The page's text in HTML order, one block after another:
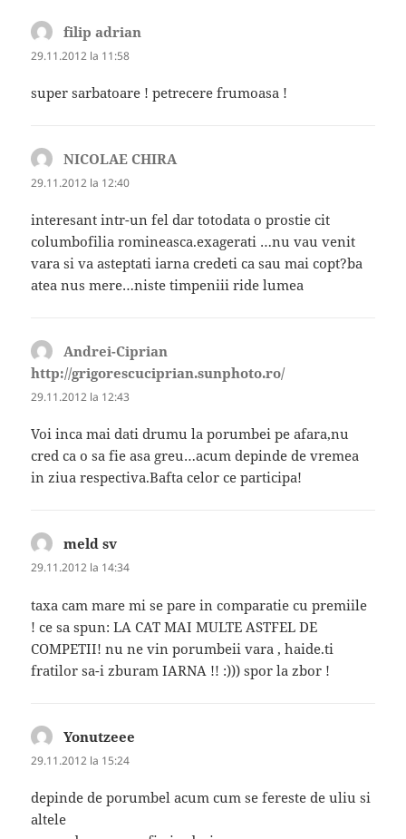
filip adrian
29.11.2012 la 11:58
super sarbatoare ! petrecere frumoasa !
NICOLAE CHIRAspune:
29.11.2012 la 12:40
interesant intr-un fel dar totodata o prostie cit
columbofilia romineasca.exagerati …nu vau venit
vara si va asteptati iarna credeti ca sau mai copt?ba
atea nus mere…niste timpeniii ride lumea
Andrei-Ciprian
http://grigorescuciprian.sunphoto.ro/spune:
29.11.2012 la 12:43
Voi inca mai dati drumu la porumbei pe afara,nu
cred ca o sa fie asa greu…acum depinde de vremea
in ziua respectiva.Bafta celor ce participa!
meld sv
29.11.2012 la 14:34
taxa cam mare mi se pare in comparatie cu premiile
! ce sa spun: LA CAT MAI MULTE ASTFEL DE
COMPETII! nu ne vin porumbeii vara , haide.ti
fratilor sa-i zburam IARNA !! :))) spor la zbor !
Yonutzeee
29.11.2012 la 15:24
depinde de porumbel acum cum se fereste de uliu si
altele